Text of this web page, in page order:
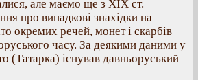
але маємо ще з XIX ст.
про випадкові знахідки на
окремих речей, монет і скарбів
часу. За деякими даними у
(Татарка) існував давньоруський